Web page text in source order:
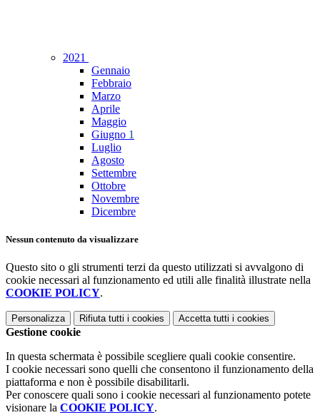
2021
Gennaio
Febbraio
Marzo
Aprile
Maggio
Giugno 1
Luglio
Agosto
Settembre
Ottobre
Novembre
Dicembre
Nessun contenuto da visualizzare
Questo sito o gli strumenti terzi da questo utilizzati si avvalgono di
cookie necessari al funzionamento ed utili alle finalità illustrate nella
COOKIE POLICY.
Personalizza Rifiuta tutti i cookies Accetta tutti i cookies
Gestione cookie
In questa schermata è possibile scegliere quali cookie consentire.
I cookie necessari sono quelli che consentono il funzionamento della
piattaforma e non è possibile disabilitarli.
Per conoscere quali sono i cookie necessari al funzionamento potete
visionare la COOKIE POLICY.